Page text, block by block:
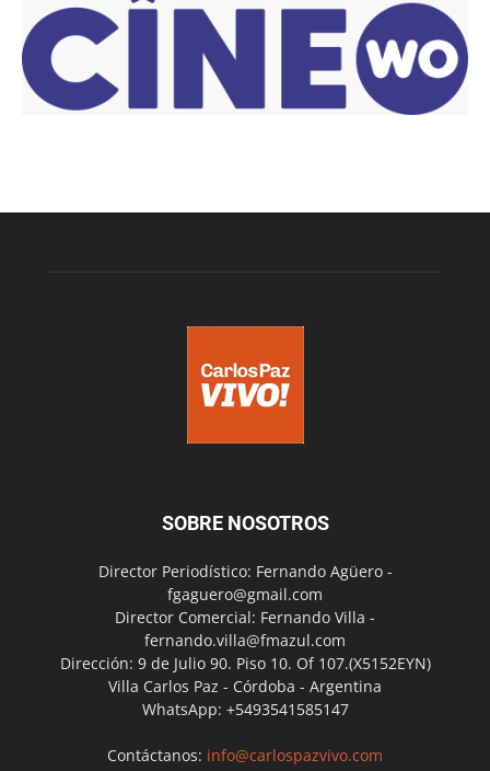
SOBRE NOSOTROS
Director Periodístico: Fernando Agüero -
fgaguero@gmail.com
Director Comercial: Fernando Villa -
fernando.villa@fmazul.com
Dirección: 9 de Julio 90. Piso 10. Of 107.(X5152EYN)
Villa Carlos Paz - Córdoba - Argentina
WhatsApp: +5493541585147
Contáctanos: info@carlospazvivo.com